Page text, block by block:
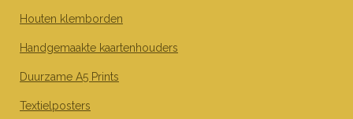
Houten klemborden
Handgemaakte kaartenhouders
Duurzame A5 Prints
Textielposters